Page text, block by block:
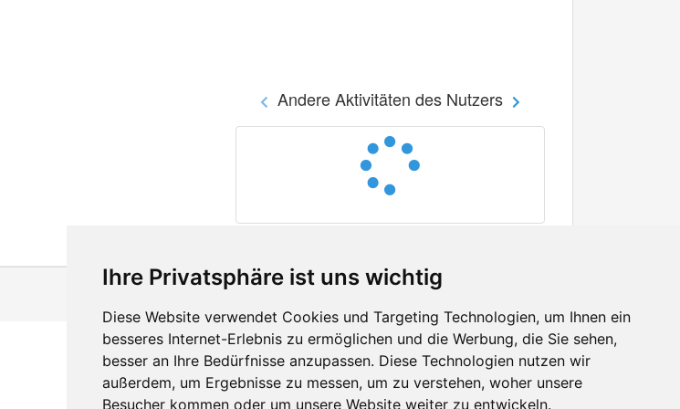
Ihre Privatsphäre ist uns wichtig
Diese Website verwendet Cookies und Targeting Technologien, um Ihnen ein
besseres Internet-Erlebnis zu ermöglichen und die Werbung, die Sie sehen,
besser an Ihre Bedürfnisse anzupassen. Diese Technologien nutzen wir
außerdem, um Ergebnisse zu messen, um zu verstehen, woher unsere
Besucher kommen oder um unsere Website weiter zu entwickeln.
Andere Aktivitäten des Nutzers
Kontakt
Feedback
Fehler melden
Facebook
Twitter
YouTube